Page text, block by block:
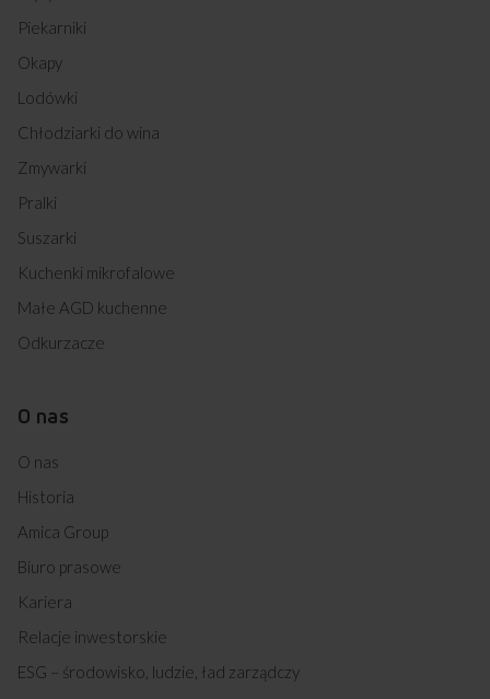
Piekarniki
Okapy
Lodówki
Chłodziarki do wina
Zmywarki
Pralki
Suszarki
Kuchenki mikrofalowe
Małe AGD kuchenne
Odkurzacze
O nas
O nas
Historia
Amica Group
Biuro prasowe
Kariera
Relacje inwestorskie
ESG – środowisko, ludzie, ład zarządczy